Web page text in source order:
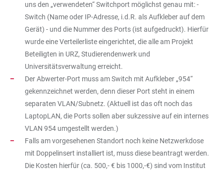
uns den „verwendeten“ Switchport möglichst genau mit: -
Switch (Name oder IP-Adresse, i.d.R. als Aufkleber auf dem
Gerät) - und die Nummer des Ports (ist aufgedruckt). Hierfür
wurde eine Verteilerliste eingerichtet, die alle am Projekt
Beteiligten in URZ, Studierendenwerk und
Universitätsverwaltung erreicht.
Der Abwerter-Port muss am Switch mit Aufkleber „954“
gekennzeichnet werden, denn dieser Port steht in einem
separaten VLAN/Subnetz. (Aktuell ist das oft noch das
LaptopLAN, die Ports sollen aber sukzessive auf ein internes
VLAN 954 umgestellt werden.)
Falls am vorgesehenen Standort noch keine Netzwerkdose
mit Doppelinsert installiert ist, muss diese beantragt werden.
Die Kosten hierfür (ca. 500,- € bis 1000,-€) sind vom Institut